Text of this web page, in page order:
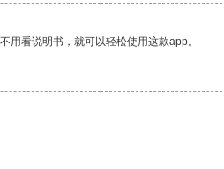
用看说明书，就可以轻松使用这款app。